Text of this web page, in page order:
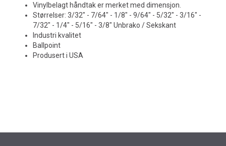
Vinylbelagt håndtak er merket med dimensjon.
Størrelser: 3/32" - 7/64" - 1/8" - 9/64" - 5/32" - 3/16" -
7/32" - 1/4" - 5/16" - 3/8" Unbrako / Sekskant
Industri kvalitet
Ballpoint
Produsert i USA